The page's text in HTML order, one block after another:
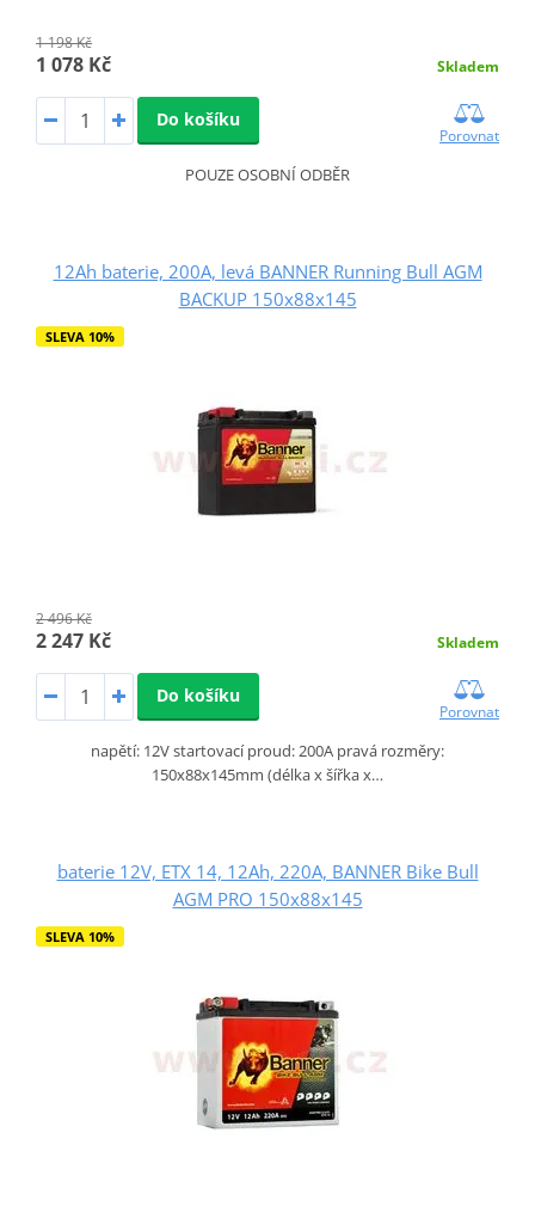
1 198 Kč
1 078 Kč Skladem
Do košíku
Porovnat
POUZE OSOBNÍ ODBĚR
12Ah baterie, 200A, levá BANNER Running Bull AGM
BACKUP 150x88x145
SLEVA 10%
2 496 Kč
2 247 Kč Skladem
Do košíku
Porovnat
napětí: 12V startovací proud: 200A pravá rozměry:
150x88x145mm (délka x šířka x…
baterie 12V, ETX 14, 12Ah, 220A, BANNER Bike Bull
AGM PRO 150x88x145
SLEVA 10%